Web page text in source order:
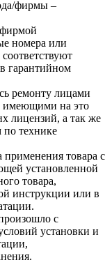
фирмы –
номера или
гарантийном
ремонту лицами
имеющими на это
лицензий, а так же
по технике
товара с
установленной
товара,
инструкции или в
с
установки и